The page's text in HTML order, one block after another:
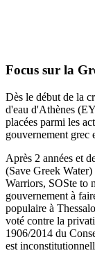
Focus sur la
Dès le début de la
d'eau d'Athènes
placées parmi les
gouvernement grec
Après 2 années et
(Save Greek
Warriors, SOSte to
gouvernement à
populaire à
voté contre la
1906/2014 du
est